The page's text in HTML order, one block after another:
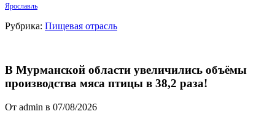
Ярославль
Рубрика: Пищевая отрасль
В Мурманской области увеличились объёмы
производства мяса птицы в 38,2 раза!
От admin в 07/08/2026